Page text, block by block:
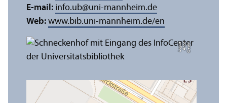
C
r
e
di
t:
A
n
n
a
L
o
g
u
e
E-mail: info.ub@uni-mannheim.de
Web: www.bib.uni-mannheim.de/en